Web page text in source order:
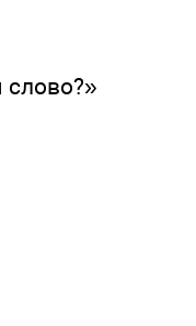
слово?»